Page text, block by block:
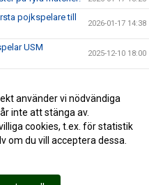
pojkspelare till
2026-01-17 14:38
USM
2025-12-10 18:00
en fin helg 2025-10-20 08:04
2025-10-15 14:05
använder vi nödvändiga
inte att stänga av.
cookies, t.ex. för statistik
om du vill acceptera dessa.